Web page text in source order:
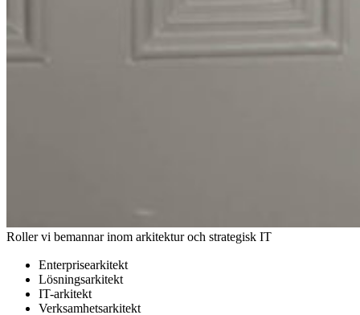
Roller vi bemannar inom arkitektur och strategisk IT
Enterprisearkitekt
Lösningsarkitekt
IT-arkitekt
Verksamhetsarkitekt